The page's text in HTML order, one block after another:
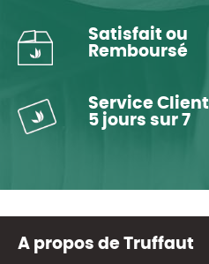
Satisfait ou
Remboursé
Service Client
5 jours sur 7
A propos de Truffaut